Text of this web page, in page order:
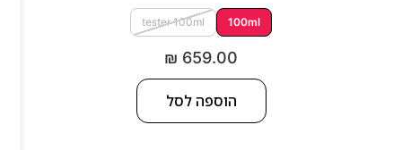
100ml
tester 100ml
₪ 659.00
הוספה לסל